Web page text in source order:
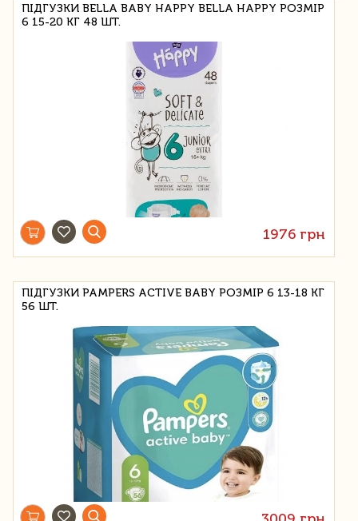
ПІДГУЗКИ BELLA BABY HAPPY BELLA HAPPY РОЗМІР
6 15-20 КГ 48 ШТ.
1976 грн
ПІДГУЗКИ PAMPERS ACTIVE BABY РОЗМІР 6 13-18 КГ
56 ШТ.